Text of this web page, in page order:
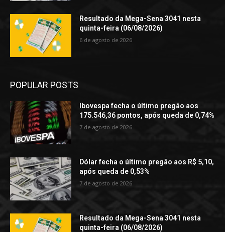
Resultado da Mega-Sena 3041 nesta
quinta-feira (06/08/2026)
6 de agosto de 2026
POPULAR POSTS
Ibovespa fecha o último pregão aos
175.546,36 pontos, após queda de 0,74%
7 de agosto de 2026
Dólar fecha o último pregão aos R$ 5,10,
após queda de 0,53%
7 de agosto de 2026
Resultado da Mega-Sena 3041 nesta
quinta-feira (06/08/2026)